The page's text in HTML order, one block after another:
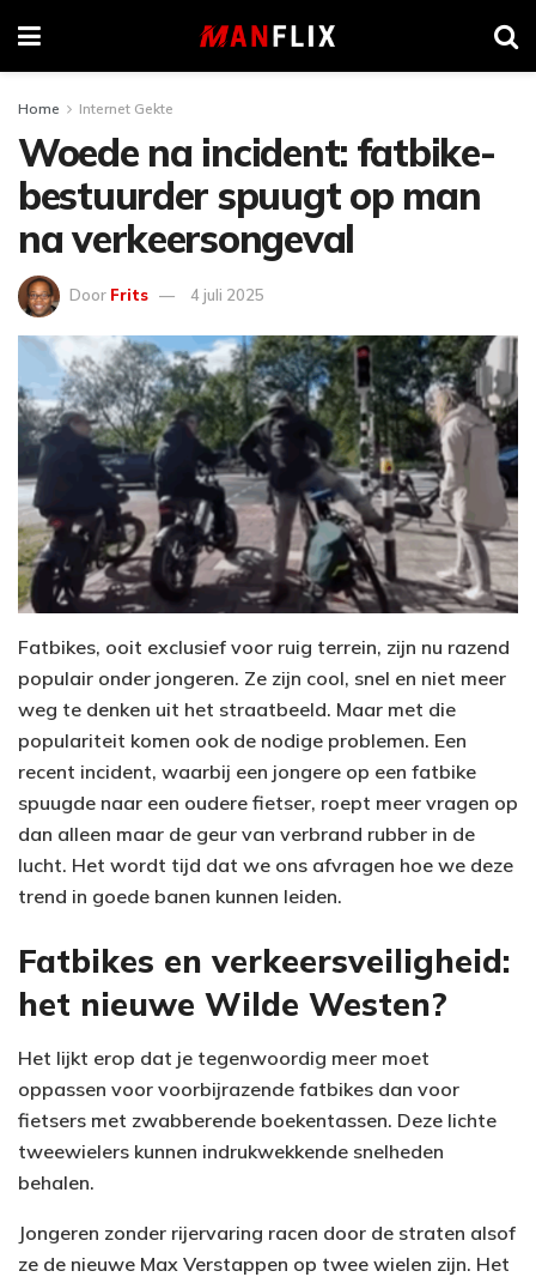
Home Internet Gekte
Woede na incident: fatbike-
bestuurder spuugt op man
na verkeersongeval
Door Frits 4 juli 2025
Fatbikes, ooit exclusief voor ruig terrein, zijn nu razend
populair onder jongeren. Ze zijn cool, snel en niet meer
weg te denken uit het straatbeeld. Maar met die
populariteit komen ook de nodige problemen. Een
recent incident, waarbij een jongere op een fatbike
spuugde naar een oudere fietser, roept meer vragen op
dan alleen maar de geur van verbrand rubber in de
lucht. Het wordt tijd dat we ons afvragen hoe we deze
trend in goede banen kunnen leiden.
Fatbikes en verkeersveiligheid:
het nieuwe Wilde Westen?
Het lijkt erop dat je tegenwoordig meer moet
oppassen voor voorbijrazende fatbikes dan voor
fietsers met zwabberende boekentassen. Deze lichte
tweewielers kunnen indrukwekkende snelheden
behalen.
Jongeren zonder rijervaring racen door de straten alsof
ze de nieuwe Max Verstappen op twee wielen zijn. Het